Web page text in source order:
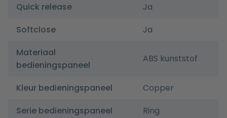
Quick release
Ja
Softclose
Ja
Materiaal
bedieningspaneel
ABS kunststof
Kleur bedieningspaneel
Copper
Serie bedieningspaneel
Ring